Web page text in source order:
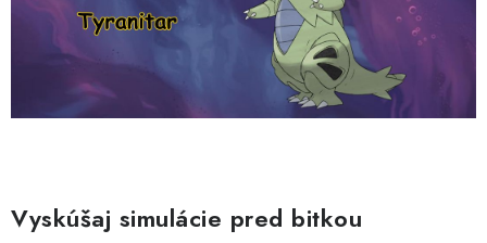
Vyskúšaj simulácie pred bitkou